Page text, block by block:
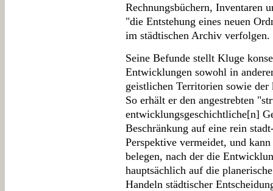
Rechnungsbüchern, Inventaren
"die Entstehung eines neuen
im städtischen Archiv verfolgen.
Seine Befunde stellt Kluge
Entwicklungen sowohl in
geistlichen Territorien sowie
So erhält er den angestrebten
entwicklungsgeschichtliche[n]
Beschränkung auf eine rein
Perspektive vermeidet, und
belegen, nach der die
hauptsächlich auf die
Handeln städtischer